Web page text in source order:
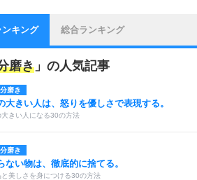
ンキング 総合ランキング
磨き 」の人気記事
磨き
大きい人は、怒りを優しさで表現する。
大きい人になる30の方法
磨き
ない物は、徹底的に捨てる。
と美しさを身につける30の方法